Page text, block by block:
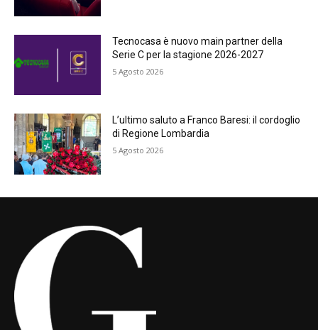
Tecnocasa è nuovo main partner della
Serie C per la stagione 2026-2027
5 Agosto 2026
L’ultimo saluto a Franco Baresi: il cordoglio
di Regione Lombardia
5 Agosto 2026